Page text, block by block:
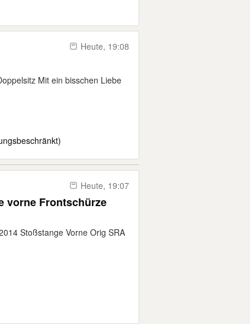
Heute, 19:08
Mit ein bisschen Liebe
Heute, 19:07
Stoßstange Vorne Orig SRA